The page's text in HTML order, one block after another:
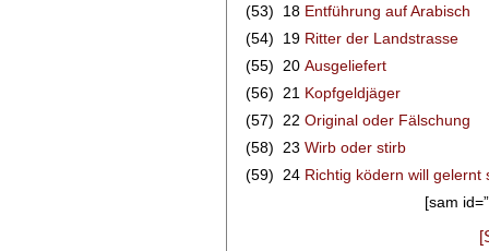
(53)
18 Entführung auf Arabisch
(54)
19 Ritter der Landstrasse
(55)
20 Ausgeliefert
(56)
21 Kopfgeldjäger
(57)
22 Original oder Fälschung
(58)
23 Wirb oder stirb
(59)
24 Richtig ködern will gelernt
[sam